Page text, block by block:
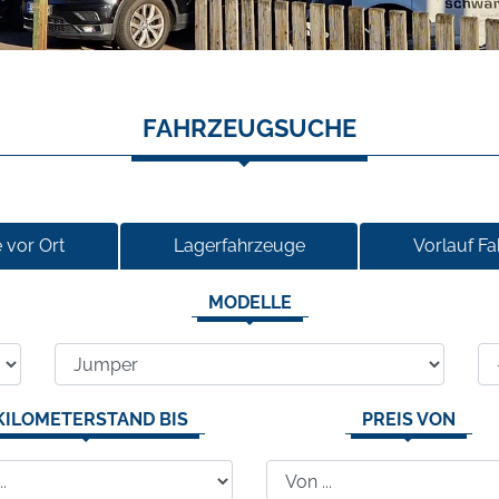
FAHRZEUGSUCHE
vor Ort Lagerfahrzeuge Vorlauf
MODELLE
BIS PREIS VON